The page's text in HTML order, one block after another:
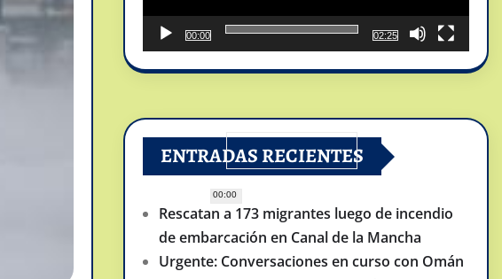
00:00
00:00
02:25
ENTRADAS RECIENTES
Rescatan a 173 migrantes luego de incendio
de embarcación en Canal de la Mancha
Urgente: Conversaciones en curso con Omán